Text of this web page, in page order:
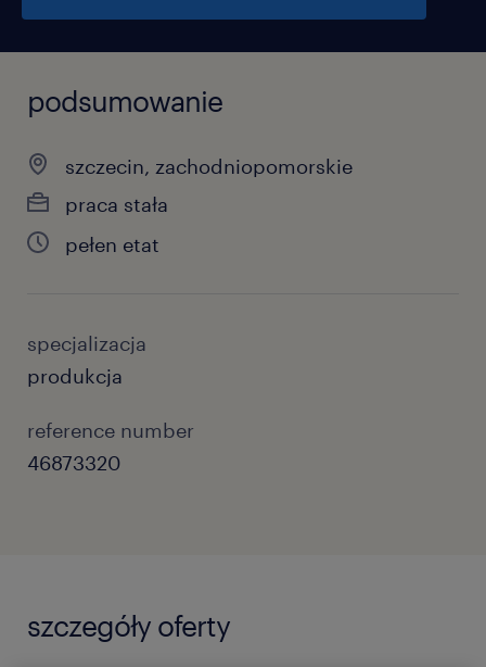
podsumowanie
szczecin, zachodniopomorskie
praca stała
pełen etat
specjalizacja
produkcja
reference number
46873320
szczegóły oferty